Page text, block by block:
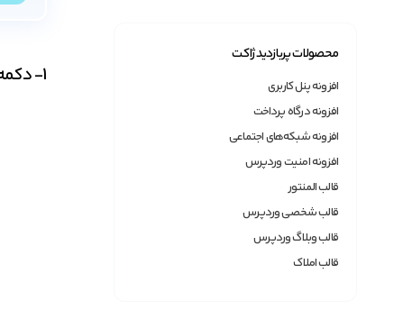
محصولات پربازدید ژاکت
افزونه پنل کاربری
افزونه درگاه پرداخت
افزونه شبکه‌های اجتماعی
افزونه امنیت وردپرس
قالب المنتور
قالب شخصی وردپرس
قالب وبلاگ وردپرس
قالب املاک
1- دکمه تماس با ما با افزونه All in One Support Button